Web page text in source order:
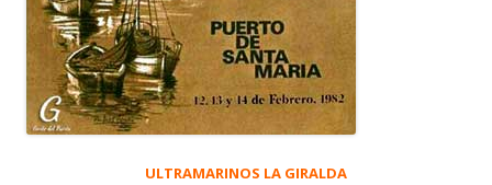
ULTRAMARINOS LA GIRALDA